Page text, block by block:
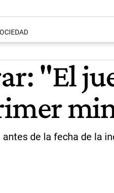
"El
de la fecha de la